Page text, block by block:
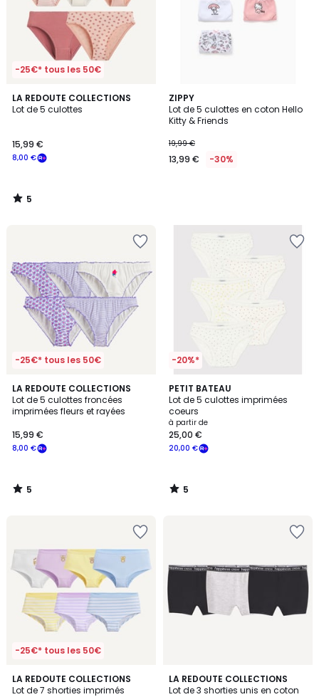
-25€* tous les 50€
LA REDOUTE COLLECTIONS
Lot de 5 culottes
8,00 €
15,99 €
5
/
5
/
ZIPPY
Lot de 5 culottes en coton Hello
Kitty & Friends
19,99 €
13,99 € -30%
-25€* tous les 50€
LA REDOUTE COLLECTIONS
Lot de 5 culottes froncées
imprimées fleurs et rayées
8,00 €
15,99 €
5
/
5
5
/
-20%*
PETIT BATEAU
Lot de 5 culottes imprimées
coeurs
à partir de
20,00 €
25,00 €
5
/
5
5
/
-25€* tous les 50€
LA REDOUTE COLLECTIONS
Lot de 7 shorties imprimés
5
/
LA REDOUTE COLLECTIONS
Lot de 3 shorties unis en coton
4,3
/ 5